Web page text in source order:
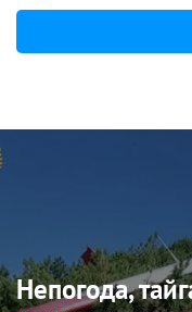
Непогода,